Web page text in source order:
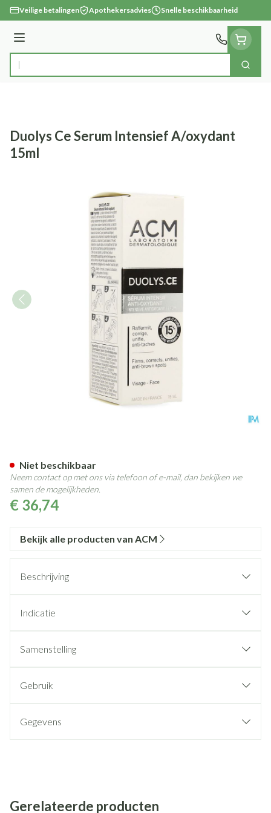
Ga naar de inhoud
Veilige betalingen Apothekersadvies Snelle beschikbaarheid
Menu
Product, merk, categorie... Zoek
Duolys Ce Serum Intensief A/oxydant
15ml
€ 36,74
Niet beschikbaar
Neem contact op met ons via telefoon of e-mail, dan bekijken we
samen de mogelijkheden.
Bekijk alle producten van ACM
Beschrijving
Indicatie
Samenstelling
Gebruik
Gegevens
Gerelateerde producten